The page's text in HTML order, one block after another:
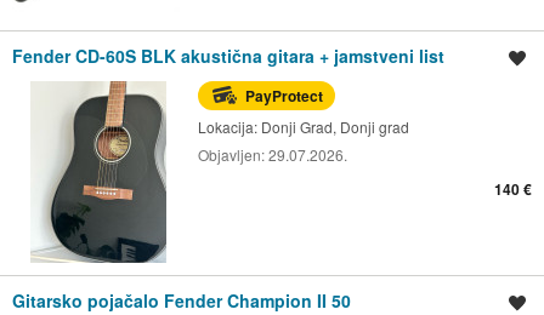
Fender CD-60S BLK akustična gitara + jamstveni list
PayProtect
Lokacija: Donji Grad, Donji grad
Objavljen:29.07.2026.
140 €
Gitarsko pojačalo Fender Champion II 50